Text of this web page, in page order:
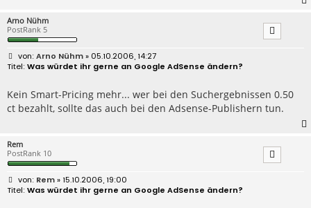
Arno Nühm
PostRank 5
B
e
r
a
g
Arno Nühm» 05.10.2006, 14:27
Was würdet ihr gerne an Google AdSense ändern?
Kein Smart-Pricing mehr... wer bei den Suchergebnissen 0.50
ct bezahlt, sollte das auch bei den Adsense-Publishern tun.
Rem
PostRank 10
B
e
i
Rem» 15.10.2006, 19:00
Was würdet ihr gerne an Google AdSense ändern?